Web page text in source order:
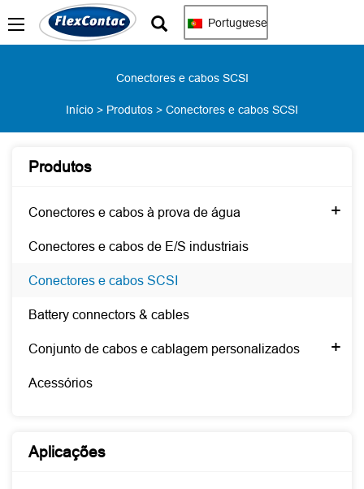
Portuguese
Conectores e cabos SCSI
Início > Produtos > Conectores e cabos SCSI
Produtos
Conectores e cabos à prova de água +
Conectores e cabos de E/S industriais
Conectores e cabos SCSI
Battery connectors & cables
Conjunto de cabos e cablagem personalizados +
Acessórios
Aplicações